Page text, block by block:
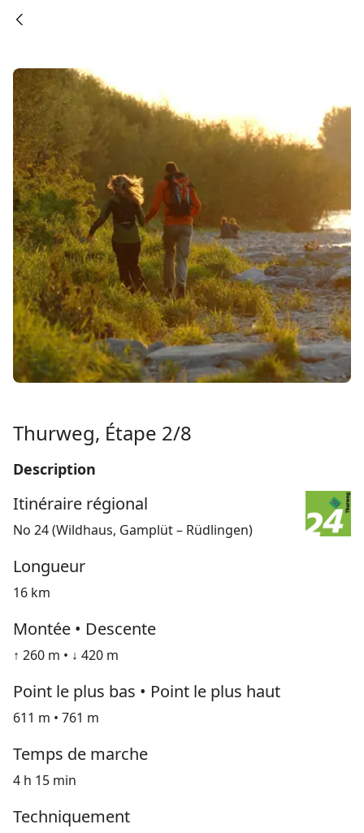
Thurweg, Étape 2/8
Description
Itinéraire régional
No 24 (Wildhaus, Gamplüt – Rüdlingen)
Longueur
16 km
Montée • Descente
↑ 260 m • ↓ 420 m
Point le plus bas • Point le plus haut
611 m • 761 m
Temps de marche
4 h 15 min
Techniquement